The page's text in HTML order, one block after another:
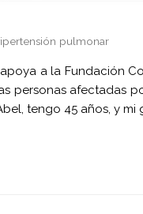
pulmonar
a la Fundación
personas afectadas
tengo 45 años, y mi